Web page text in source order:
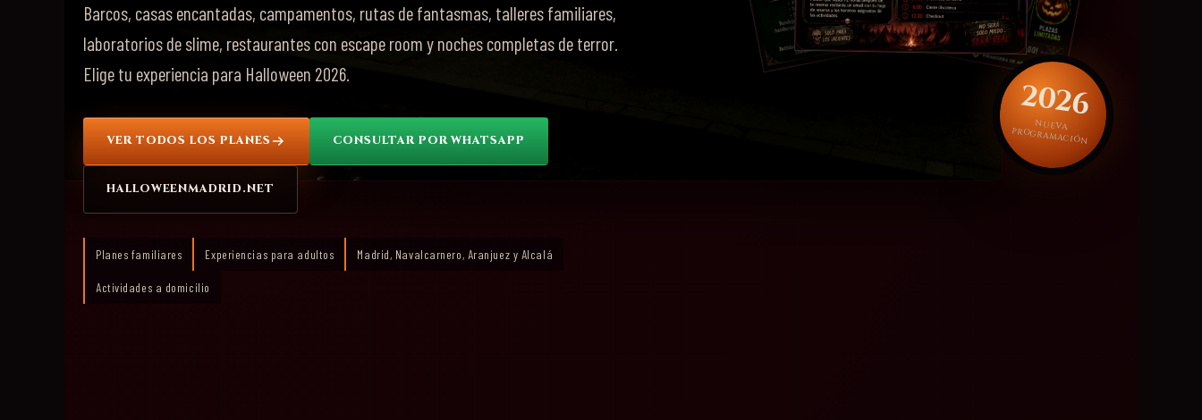
Barcos, casas encantadas, campamentos, rutas de fantasmas, talleres familiares,
laboratorios de slime, restaurantes con escape room y noches completas de terror.
Elige tu experiencia para Halloween 2026.
VER TODOS LOS PLANES CONSULTAR POR WHATSAPP
HALLOWEENMADRID.NET
Planes familiares Experiencias para adultos Madrid, Navalcarnero, Aranjuez y Alcalá
Actividades a domicilio
2026
NUEVA
PROGRAMACIÓN